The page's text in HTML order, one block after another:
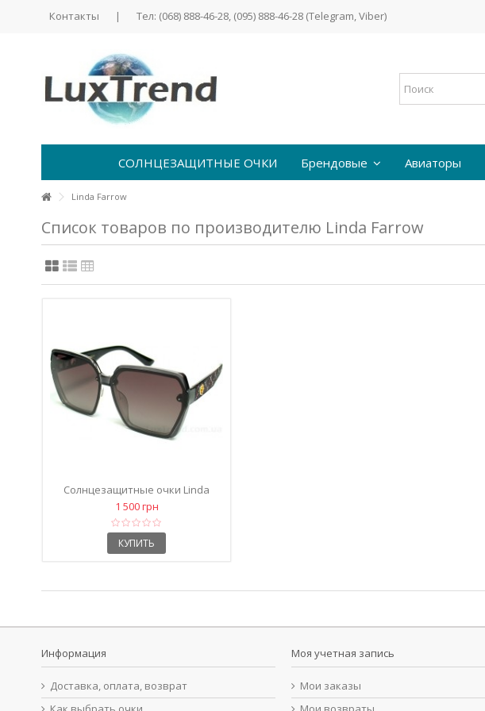
Контакты | Тел: (068) 888-46-28, (095) 888-46-28 (Telegram, Viber)
СОЛНЦЕЗАЩИТНЫЕ ОЧКИ Брендовые Авиаторы
Linda Farrow
Список товаров по производителю Linda Farrow
Солнцезащитные очки Linda
Farrow 6079 поляризационные...
1 500 грн
КУПИТЬ
Информация
Доставка, оплата, возврат
Моя учетная запись
Мои заказы